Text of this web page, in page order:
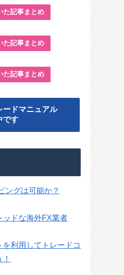
た記事まとめ
た記事まとめ
た記事まとめ
ードマニュアル
です
ングは可能か？
ッドな海外FX業者
利用してトレードコ